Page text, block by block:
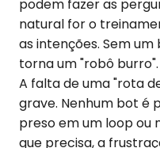
podem fazer as
natural for o
as intenções. Sem
torna um "robô burro".
A falta de uma "rota
grave. Nenhum bot é
preso em um loop ou
que precisa, a